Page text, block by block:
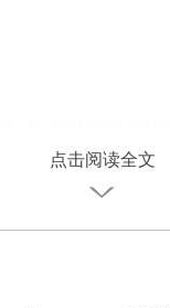
点击阅读全文